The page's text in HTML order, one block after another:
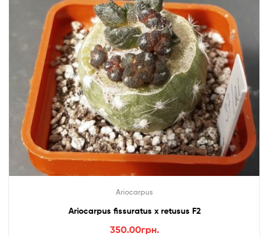
Ariocarpus
Ariocarpus fissuratus x retusus F2
350.00грн.